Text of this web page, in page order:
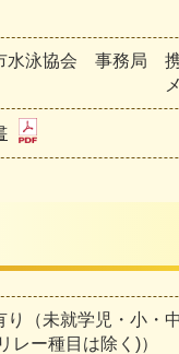
水泳協会 事務局
ルアドレス
り（未就学児・
レー種目は除く)）